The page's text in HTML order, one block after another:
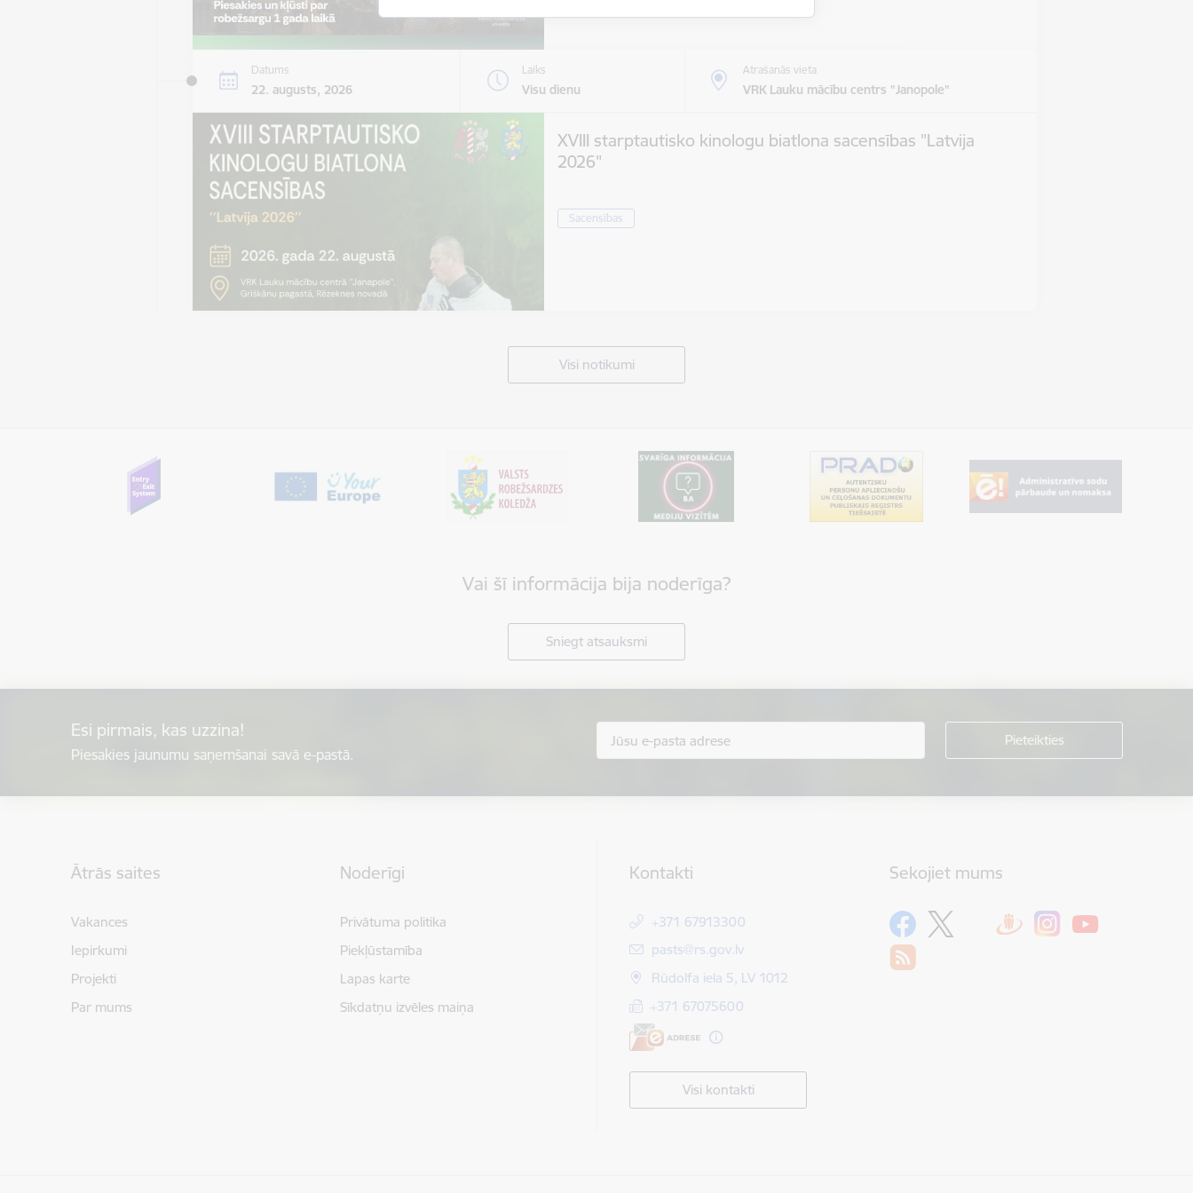
Datums
22. augusts, 2026
Laiks
Visu dienu
Atrašanās vieta
VRK Lauku mācību centrs "Janopole"
XVIII starptautisko kinologu biatlona sacensības "Latvija
2026"
Sacensības
Visi notikumi
Vai šī informācija bija noderīga?
Sniegt atsauksmi
Esi pirmais, kas uzzina!
Piesakies jaunumu saņemšanai savā e-pastā.
Ātrās saites
Vakances
Iepirkumi
Projekti
Par mums
Noderīgi
Privātuma politika
Piekļūstamība
Lapas karte
Sīkdatņu izvēles maiņa
Kontakti
+371 67913300
E-pasts:
pasts@rs.gov.lv
Rūdolfa iela 5, LV 1012
+371 67075600
Visi kontakti
Sekojiet mums